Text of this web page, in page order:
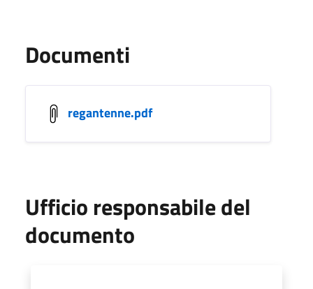
Documenti
regantenne.pdf
Ufficio responsabile del
documento